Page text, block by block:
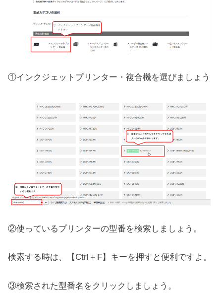
①インクジェットプリンター・複合機を選びましょう
②使っているプリンターの型番を検索しましょう。
検索する時は、【Ctrl＋F】キーを押すと便利ですよ。
③検索された型番名をクリックしましょう。